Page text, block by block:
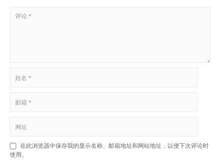
在此浏览器中保存我的显示名称、邮箱地址和网站地址，以便下次评论时
使用。